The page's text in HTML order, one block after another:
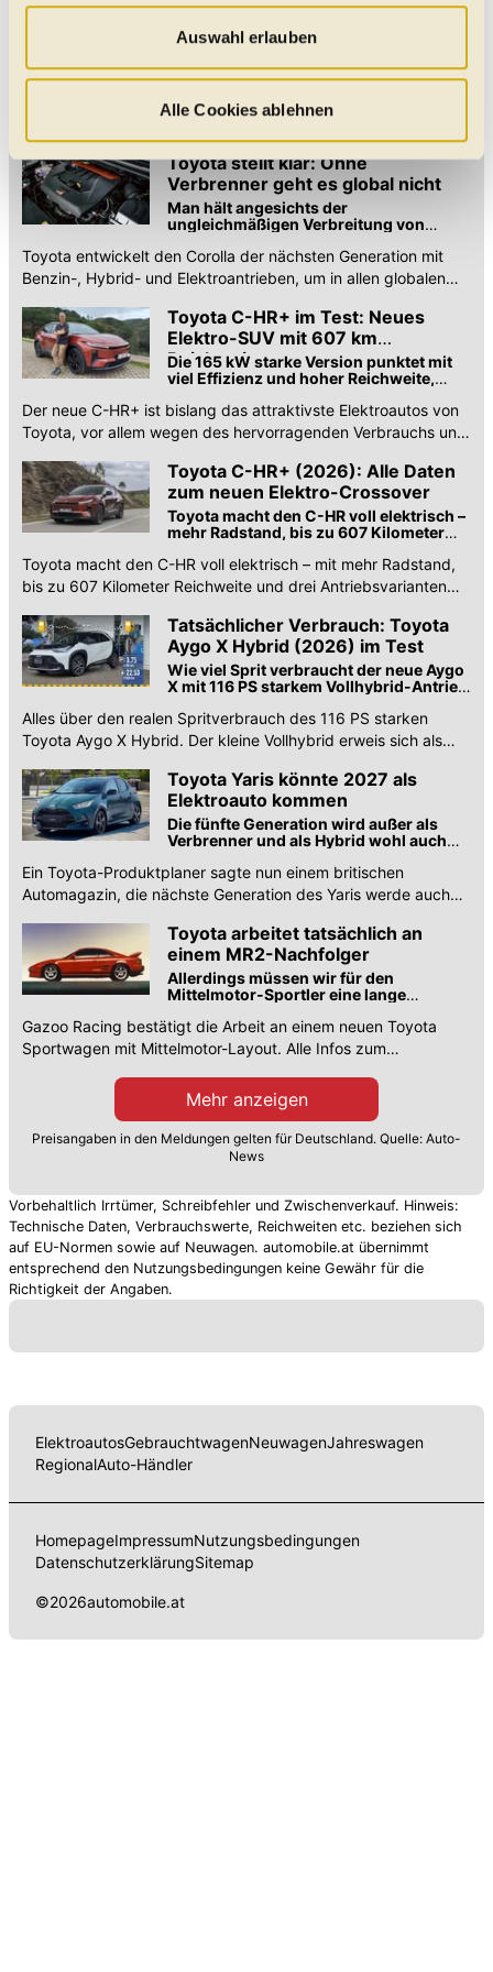
Besuch so komfortabel wie möglich gestalten - mit Klick
"Auswahl erlauben" können Sie selbst entscheiden,
welche Kategorien Sie zulassen möchten. Es werden nur
Daten verarbeitet, für die Sie uns Ihr Einverständnis
geben. Bitte beachten Sie, dass durch eine
Einschränkung womöglich nicht mehr alle
Funktionalitäten der Website zur Verfügung stehen. Sie
Datenschutzerklärunganpassen.
Auswahl erlauben
Alle Cookies ablehnen
Toyota RAV4 (2026) im ersten
Test: SUV-Bestseller reloaded
Neuauflage: Kann der neue RAV4 diese
hohen Erwartungen erfüllen? Wir haben
es herausgefunden
Test: Der neue Toyota RAV4 (2026). Als Plug-in-Hybrid fährt
und die Schwächen im Interieur.
Toyota stellt klar: Ohne
Verbrenner geht es global nicht
Man hält angesichts der
ungleichmäßigen Verbreitung von
Motoren fest
Toyota entwickelt den Corolla der nächsten Generation mit
Benzin-, Hybrid- und Elektroantrieben, um in allen globalen
Toyota C-HR+ im Test: Neues
Elektro-SUV mit 607 km
Reichweite
Die 165 kW starke Version punktet mit
viel Effizienz und hoher Reichweite,
Sprachbedienung zeigen Schwächen.
Der neue C-HR+ ist bislang das attraktivste Elektroautos von
Toyota, vor allem wegen des hervorragenden Verbrauchs und
Toyota C-HR+ (2026): Alle Daten
zum neuen Elektro-Crossover
Toyota macht den C-HR voll elektrisch –
mehr Radstand, bis zu 607 Kilometer
Toyota macht den C-HR voll elektrisch – mit mehr Radstand,
bis zu 607 Kilometer Reichweite und drei Antriebsvarianten
Tatsächlicher Verbrauch: Toyota
Aygo X Hybrid (2026) im Test
Wie viel Sprit verbraucht der neue Aygo
X mit 116 PS starkem Vollhybrid-Antrieb
Alles über den realen Spritverbrauch des 116 PS starken
Toyota Aygo X Hybrid. Der kleine Vollhybrid erweis sich als
Toyota Yaris könnte 2027 als
Elektroauto kommen
Die fünfte Generation wird außer als
Verbrenner und als Hybrid wohl auch
Ein Toyota-Produktplaner sagte nun einem britischen
Automagazin, die nächste Generation des Yaris werde auch
Toyota arbeitet tatsächlich an
einem MR2-Nachfolger
Allerdings müssen wir für den
Mittelmotor-Sportler eine lange
Gazoo Racing bestätigt die Arbeit an einem neuen Toyota
Sportwagen mit Mittelmotor-Layout. Alle Infos zum
Mehr anzeigen
Preisangaben in den Meldungen gelten für Deutschland. Quelle: Auto-
News
Vorbehaltlich Irrtümer, Schreibfehler und Zwischenverkauf. Hinweis:
Technische Daten, Verbrauchswerte, Reichweiten etc. beziehen sich
auf EU-Normen sowie auf Neuwagen. automobile.at übernimmt
entsprechend den Nutzungsbedingungen keine Gewähr für die
Richtigkeit der Angaben.
ElektroautosGebrauchtwagenNeuwagenJahreswagen
RegionalAuto-Händler
HomepageImpressumNutzungsbedingungen
DatenschutzerklärungSitemap
©2026automobile.at